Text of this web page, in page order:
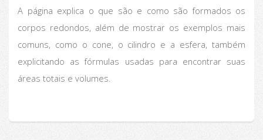
A página explica o que são e como são formados os
corpos redondos, além de mostrar os exemplos mais
comuns, como o cone, o cilindro e a esfera, também
explicitando as fórmulas usadas para encontrar suas
áreas totais e volumes.